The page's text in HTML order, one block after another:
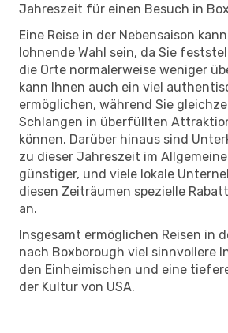
Jahreszeit für einen Besuch in
Eine Reise in der Nebensaison
lohnende Wahl sein, da Sie
die Orte normalerweise weniger
kann Ihnen auch ein viel
ermöglichen, während Sie
Schlangen in überfüllten
können. Darüber hinaus sind
zu dieser Jahreszeit im
günstiger, und viele lokale
diesen Zeiträumen spezielle
an.
Insgesamt ermöglichen Reisen in
nach Boxborough viel sinnvollere
den Einheimischen und eine
der Kultur von USA.